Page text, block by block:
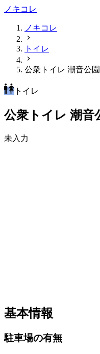
ノキコレ
ノキコレ
トイレ
公衆トイレ 潮音公園
トイレ
公衆トイレ 潮音
未入力
基本情報
駐車場の有無